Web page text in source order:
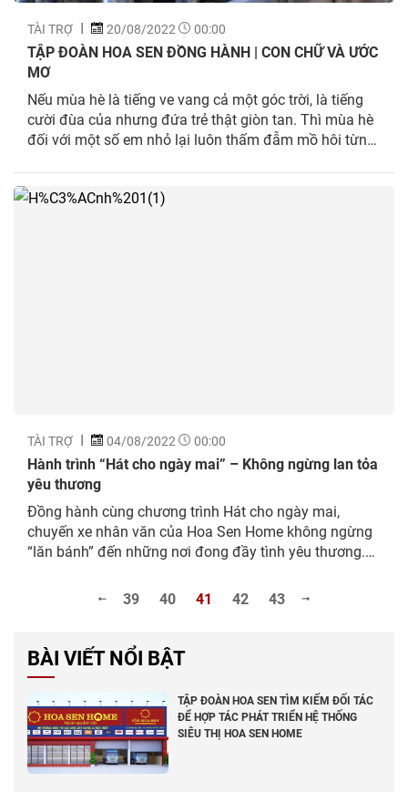
TÀI TRỢ 20/08/2022 00:00
TẬP ĐOÀN HOA SEN ĐỒNG HÀNH | CON CHỮ VÀ ƯỚC
MƠ
Nếu mùa hè là tiếng ve vang cả một góc trời, là tiếng
cười đùa của nhưng đứa trẻ thật giòn tan. Thì mùa hè
đối với một số em nhỏ lại luôn thấm đẫm mồ hôi từng
Nhưng những việc ấy lại mang về...
TÀI TRỢ 04/08/2022 00:00
Hành trình “Hát cho ngày mai” – Không ngừng lan tỏa
yêu thương
Đồng hành cùng chương trình Hát cho ngày mai,
chuyến xe nhân văn của Hoa Sen Home không ngừng
“lăn bánh” đến những nơi đong đầy tình yêu thương.
đặc biệt”, kể câu chuyện đầy xúc cảm về những nghĩa
39 40 41 42 43
BÀI VIẾT NỔI BẬT
TẬP ĐOÀN HOA SEN TÌM KIẾM ĐỐI TÁC
ĐỂ HỢP TÁC PHÁT TRIỂN HỆ THỐNG
SIÊU THỊ HOA SEN HOME